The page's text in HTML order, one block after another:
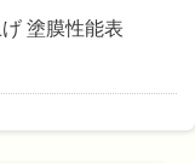
塗膜性能表